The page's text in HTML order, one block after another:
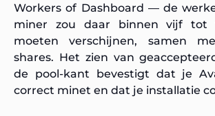
Workers of Dashboard — de
miner zou daar binnen vijf tot
moeten verschijnen, samen
shares. Het zien van
de pool-kant bevestigt dat je
correct minet en dat je installatie